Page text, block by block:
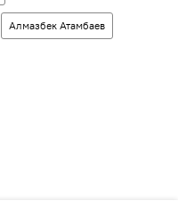
Алмазбек Атамбаев